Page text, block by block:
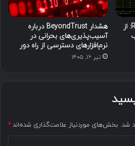
اعتراف تکان‌دهنده هکر Ryuk: از
هشدار BeyondTrust درباره
آسیب‌پذیری‌های بحرانی در
نرم‌افزارهای دسترسی از راه دور
تیر ۱۶, ۱۴۰۵
شد. بخش‌های موردنیاز علامت‌گذاری شده‌اند*